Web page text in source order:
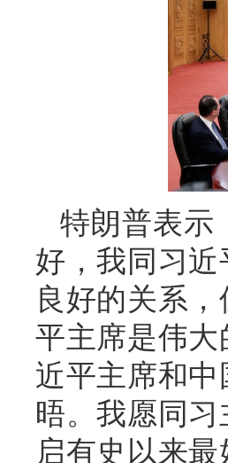
特朗普表示
好，我同习
良好的关系
平主席是伟
近平主席和
晤。我愿同
启有史以来